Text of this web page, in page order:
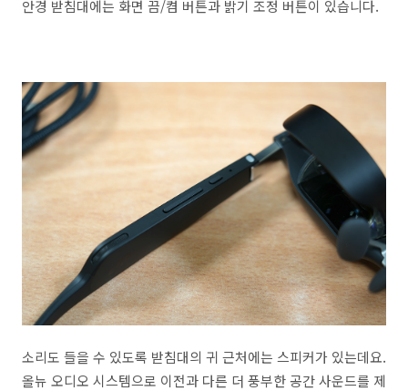
안경 받침대에는 화면 끔/켬 버튼과 밝기 조정 버튼이 있습니다.
소리도 들을 수 있도록 받침대의 귀 근처에는 스피커가 있는데요.
올뉴 오디오 시스템으로 이전과 다른 더 풍부한 공간 사운드를 제